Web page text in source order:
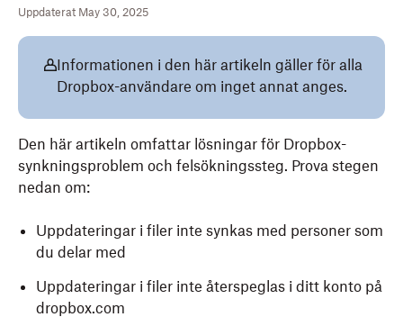
Uppdaterat May 30, 2025
Informationen i den här artikeln gäller för alla
Dropbox-användare om inget annat anges.
Den här artikeln omfattar lösningar för Dropbox-
synkningsproblem och felsökningssteg. Prova stegen
nedan om:
Uppdateringar i filer inte synkas med personer som
du delar med
Uppdateringar i filer inte återspeglas i ditt konto på
dropbox.com